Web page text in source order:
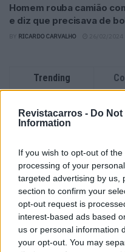
Revistacarros - Do
Information
If you wish to opt-out of
processing of your
targeted advertising by us,
section to confirm your
opt-out request is
interest-based ads based
us or personal information
your opt-out. You may
Homem rouba camião
e diz que precisava de
RICARDO CARVALHO
Trending
Este é um
que todos
Vídeo –
nada assim!
13/05/2024
O Toyota
40 anos
31/07/2026